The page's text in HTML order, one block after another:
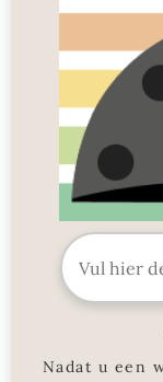
Nadat u een